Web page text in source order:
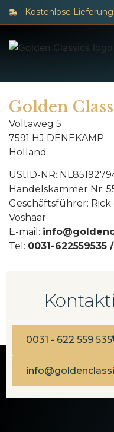
Kostenlose
Golden
Voltaweg 5
7591 HJ DENEKAMP
Holland
UStID-NR:
Handelskammer Nr:
Geschäftsführer: Rick
Voshaar
E-mail:
Tel: 0031-622559535 /
0031 - 622 559 535